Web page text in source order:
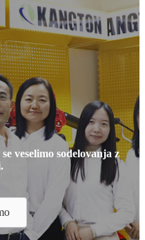
veselimo sodelovanja z